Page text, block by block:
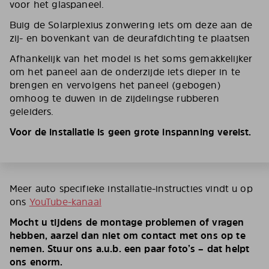
voor het glaspaneel.
Buig de Solarplexius zonwering iets om deze aan de
zij- en bovenkant van de deurafdichting te plaatsen
Afhankelijk van het model is het soms gemakkelijker
om het paneel aan de onderzijde iets dieper in te
brengen en vervolgens het paneel (gebogen)
omhoog te duwen in de zijdelingse rubberen
geleiders.
Voor de installatie is geen grote inspanning vereist.
Meer auto specifieke installatie-instructies vindt u op
ons YouTube-kanaal
Mocht u tijdens de montage problemen of vragen
hebben, aarzel dan niet om contact met ons op te
nemen. Stuur ons a.u.b. een paar foto’s – dat helpt
ons enorm.